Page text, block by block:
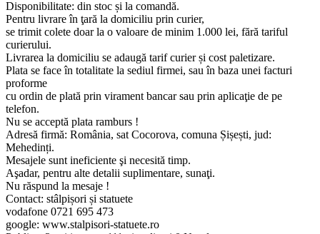
Disponibilitate: din stoc și la comandă.
Pentru livrare în ţară la domiciliu prin curier,
se trimit colete doar la o valoare de minim 1.000 lei, fără tariful
curierului.
Livrarea la domiciliu se adaugă tarif curier și cost paletizare.
Plata se face în totalitate la sediul firmei, sau în baza unei facturi
proforme
cu ordin de plată prin virament bancar sau prin aplicaţie de pe
telefon.
Nu se acceptă plata ramburs !
Adresă firmă: România, sat Cocorova, comuna Șișești, jud:
Mehedinți.
Mesajele sunt ineficiente şi necesită timp.
Aşadar, pentru alte detalii suplimentare, sunaţi.
Nu răspund la mesaje !
Contact: stâlpișori și statuete
vodafone 0721 695 473
google: www.stalpisori-statuete.ro